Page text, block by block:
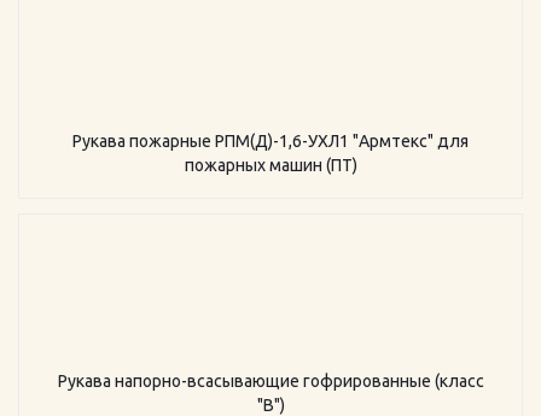
Рукава пожарные РПМ(Д)-1,6-УХЛ1 "Армтекс" для
пожарных машин (ПТ)
Рукава напорно-всасывающие гофрированные (класс
"В")